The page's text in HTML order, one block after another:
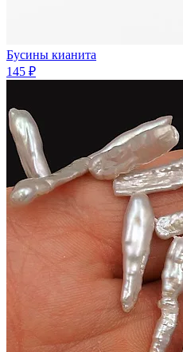
Бусины кианита
145 ₽